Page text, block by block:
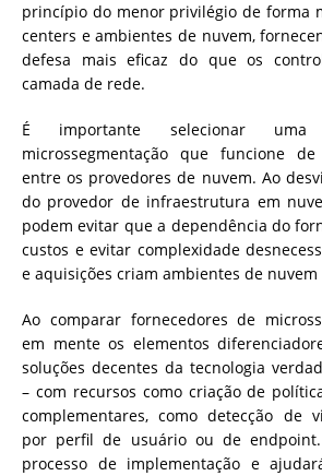
princípio do menor privilégio de forma
centers e ambientes de nuvem,
defesa mais eficaz do que os
camada de rede.
É importante selecionar uma
microssegmentação que funcione
entre os provedores de nuvem. Ao
do provedor de infraestrutura em
podem evitar que a dependência do
custos e evitar complexidade
e aquisições criam ambientes de nuvem
Ao comparar fornecedores de
em mente os elementos
soluções decentes da tecnologia
– com recursos como criação de
complementares, como detecção de
por perfil de usuário ou de
processo de implementação e